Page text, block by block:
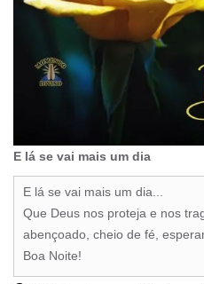
E lá se vai mais um dia
E lá se vai mais um dia...
Que Deus nos proteja e nos
abençoado, cheio de fé,
Boa Noite!